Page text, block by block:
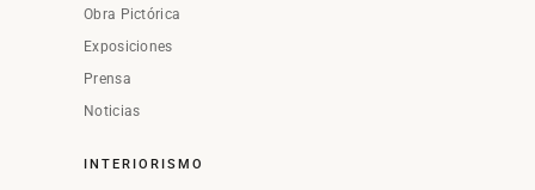
Obra Pictórica
Exposiciones
Prensa
Noticias
INTERIORISMO